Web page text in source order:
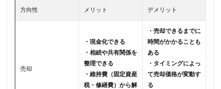
方向性 メリット デメリット
売却
・現金化できる
・相続や共有関係を
整理できる
・維持費（固定資産
税・修繕費）から解
・売却できるまでに
時間がかかることも
ある
・タイミングによっ
て売却価格が変動す
る